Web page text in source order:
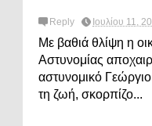
Reply Ιουλίου 11,
Με βαθιά θλίψη η
Αστυνομίας
αστυνομικό
τη ζωή, σκορπίζο...